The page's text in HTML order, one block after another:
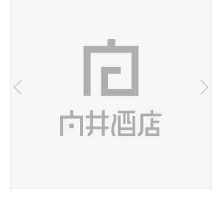
お気に入り機能の活用方法
会社情報